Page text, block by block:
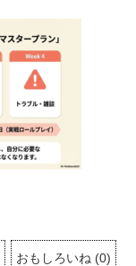
おもしろいね (0)